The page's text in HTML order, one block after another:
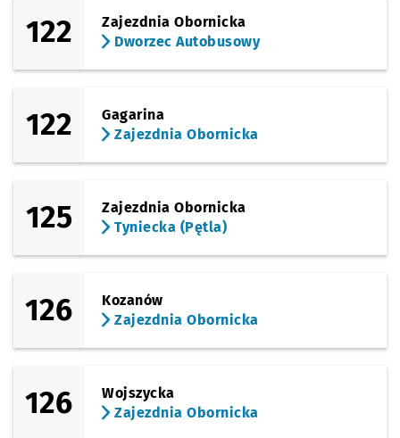
122
Zajezdnia Obornicka
Dworzec Autobusowy
122
Gagarina
Zajezdnia Obornicka
125
Zajezdnia Obornicka
Tyniecka (Pętla)
126
Kozanów
Zajezdnia Obornicka
126
Wojszycka
Zajezdnia Obornicka